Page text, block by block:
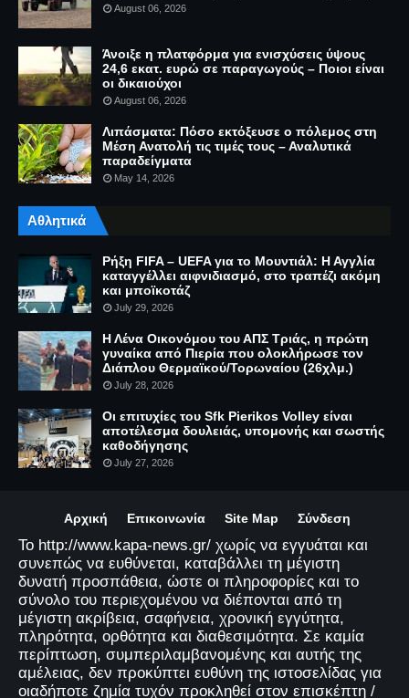
August 06, 2026
Άνοιξε η πλατφόρμα για ενισχύσεις ύψους
24,6 εκατ. ευρώ σε παραγωγούς – Ποιοι είναι
οι δικαιούχοι
August 06, 2026
Λιπάσματα: Πόσο εκτόξευσε ο πόλεμος στη
Μέση Ανατολή τις τιμές τους – Αναλυτικά
παραδείγματα
May 14, 2026
Αθλητικά
Ρήξη FIFA – UEFA για το Μουντιάλ: Η Αγγλία
καταγγέλλει αιφνιδιασμό, στο τραπέζι ακόμη
και μποϊκοτάζ
July 29, 2026
Η Λένα Οικονόμου του ΑΠΣ Τριάς, η πρώτη
γυναίκα από Πιερία που ολοκλήρωσε τον
Διάπλου Θερμαϊκού/Τορωναίου (26χλμ.)
July 28, 2026
Οι επιτυχίες του Sfk Pierikos Volley είναι
αποτέλεσμα δουλειάς, υπομονής και σωστής
καθοδήγησης
July 27, 2026
Αρχική Επικοινωνία Site Map Σύνδεση
Το http://www.kapa-news.gr/ χωρίς να εγγυάται και
συνεπώς να ευθύνεται, καταβάλλει τη μέγιστη
δυνατή προσπάθεια, ώστε οι πληροφορίες και το
σύνολο του περιεχομένου να διέπονται από τη
μέγιστη ακρίβεια, σαφήνεια, χρονική εγγύτητα,
πληρότητα, ορθότητα και διαθεσιμότητα. Σε καμία
περίπτωση, συμπεριλαμβανομένης και αυτής της
αμέλειας, δεν προκύπτει ευθύνη της ιστοσελίδας για
οιαδήποτε ζημία τυχόν προκληθεί στον επισκέπτη /